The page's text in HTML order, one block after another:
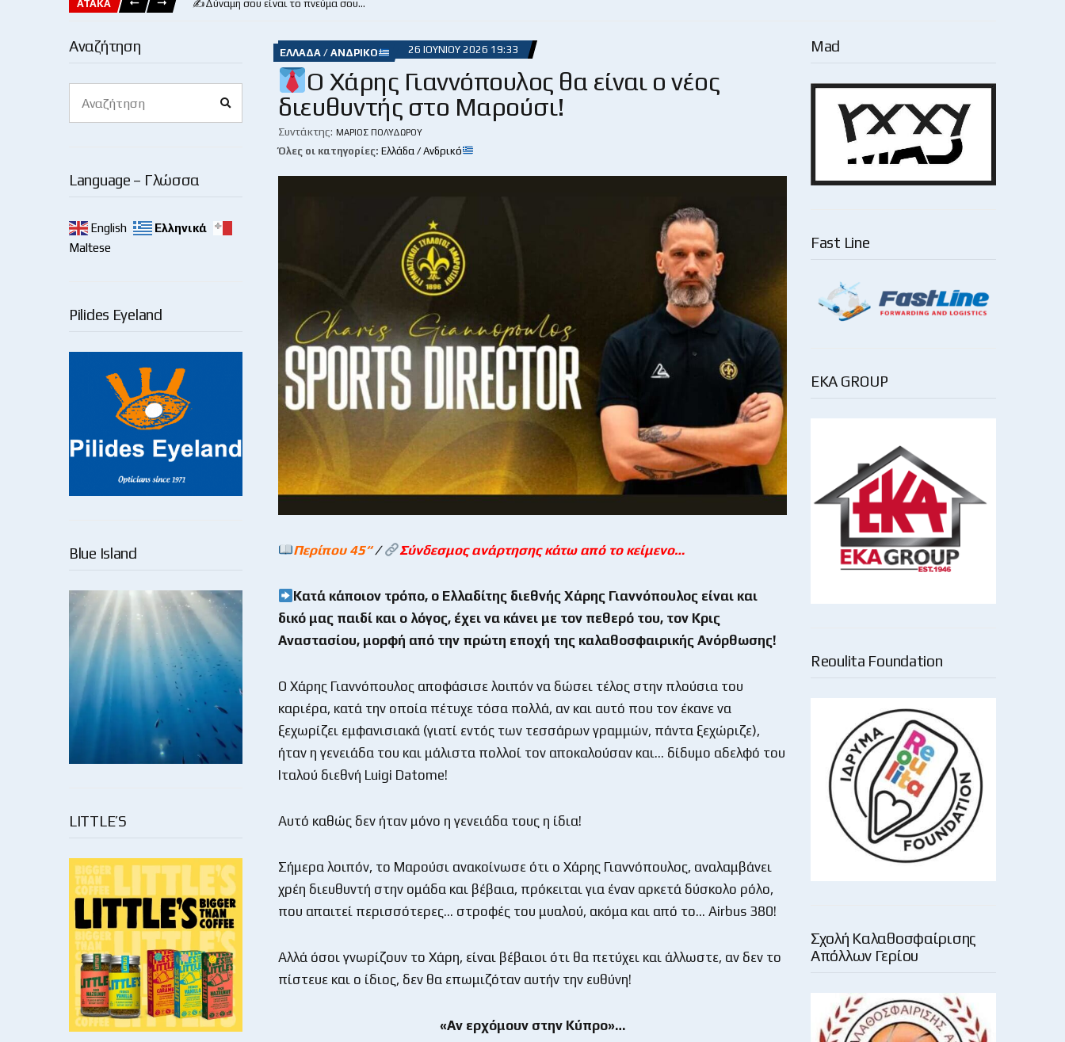
ΑΤΑΚΑ ✍️Δύναμη σου είναι το πνεύμα σου…
Αναζήτηση
for:
Language – Γλώσσα
English
Ελληνικά
Maltese
Pilides Eyeland
Blue Island
LITTLE’S
ΕΛΛΆΔΑ / ΑΝΔΡΙΚΌ 26 ΙΟΥΝΊΟΥ 2026 19:33
Ο Χάρης Γιαννόπουλος θα είναι ο νέος
διευθυντής στο Μαρούσι!
Συντάκτης: ΜΆΡΙΟΣ ΠΟΛΥΔΏΡΟΥ
Όλες οι κατηγορίες: Ελλάδα / Ανδρικό
Περίπου 45“/ Σύνδεσμος ανάρτησης κάτω από το κείμενο…
Κατά κάποιον τρόπο, ο Ελλαδίτης διεθνής Χάρης Γιαννόπουλος είναι και
δικό μας παιδί και ο λόγος, έχει να κάνει με τον πεθερό του, τον Κρις
Αναστασίου, μορφή από την πρώτη εποχή της καλαθοσφαιρικής Ανόρθωσης!
Ο Χάρης Γιαννόπουλος αποφάσισε λοιπόν να δώσει τέλος στην πλούσια του
καριέρα, κατά την οποία πέτυχε τόσα πολλά, αν και αυτό που τον έκανε να
ξεχωρίζει εμφανισιακά (γιατί εντός των τεσσάρων γραμμών, πάντα ξεχώριζε),
ήταν η γενειάδα του και μάλιστα πολλοί τον αποκαλούσαν και… δίδυμο αδελφό του
Ιταλού διεθνή Luigi Datome!
Αυτό καθώς δεν ήταν μόνο η γενειάδα τους η ίδια!
Σήμερα λοιπόν, το Μαρούσι ανακοίνωσε ότι ο Χάρης Γιαννόπουλος, αναλαμβάνει
χρέη διευθυντή στην ομάδα και βέβαια, πρόκειται για έναν αρκετά δύσκολο ρόλο,
που απαιτεί περισσότερες… στροφές του μυαλού, ακόμα και από το… Airbus 380!
Αλλά όσοι γνωρίζουν το Χάρη, είναι βέβαιοι ότι θα πετύχει και άλλωστε, αν δεν το
πίστευε και ο ίδιος, δεν θα επωμιζόταν αυτήν την ευθύνη!
«Αν ερχόμουν στην Κύπρο»…
Mad
Fast Line
EKA GROUP
Reoulita Foundation
Σχολή Καλαθοσφαίρισης
Απόλλων Γερίου